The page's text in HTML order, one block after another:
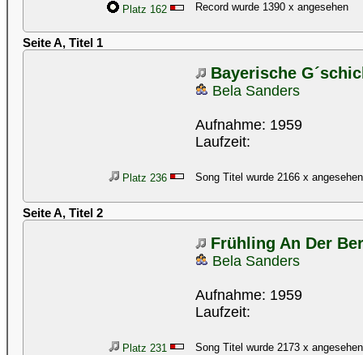
Platz 162 Record wurde 1390 x angesehen
Seite A, Titel 1
Bayerische
Bela Sanders
Aufnahme: 1959
Laufzeit:
Platz 236 Song Titel wurde 2166 x angesehen
Seite A, Titel 2
Frühling An Der
Bela Sanders
Aufnahme: 1959
Laufzeit:
Platz 231 Song Titel wurde 2173 x angesehen